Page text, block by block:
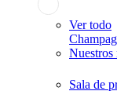
Ver todo
Nuestros
Sala de